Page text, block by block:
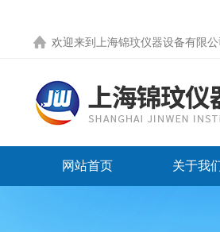
欢迎来到 上海锦玟仪器设备有限
网站首页 关于我